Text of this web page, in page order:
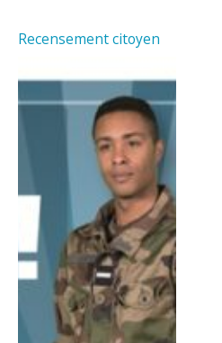
Recensement citoyen